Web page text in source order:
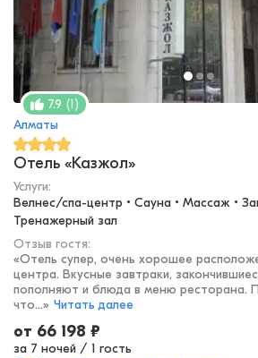
7.9 (1)
Алматы
Отель «Казжол»
Услуги:
Велнес/спа-центр • Сауна • Массаж •
Тренажерный зал
Отзыв гостя:
«Отель супер, очень хорошее
центра. Вкусные завтраки,
пополняют и блюда в меню ресторана.
что...» Читать далее
от 66 198 ₽
за 7 ночей / 1 гость